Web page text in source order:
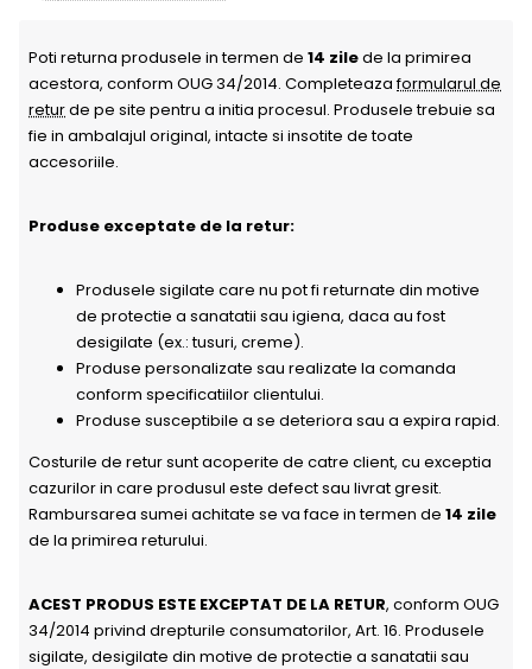
Poti returna produsele in termen de 14 zilede la primirea
acestora, conform OUG 34/2014. Completeazaformularul de
returde pe site pentru a initia procesul. Produsele trebuie sa
fie in ambalajul original, intacte si insotite de toate
accesoriile.
Produse exceptate de la retur:
Produsele sigilate care nu pot fi returnate din motive
de protectie a sanatatii sau igiena, daca au fost
desigilate (ex.: tusuri, creme).
Produse personalizate sau realizate la comanda
conform specificatiilor clientului.
Produse susceptibile a se deteriora sau a expira rapid.
Costurile de retur sunt acoperite de catre client, cu exceptia
cazurilor in care produsul este defect sau livrat gresit.
Rambursarea sumei achitate se va face in termen de 14 zile
de la primirea returului.
ACEST PRODUS ESTE EXCEPTAT DE LA RETUR, conform OUG
34/2014 privind drepturile consumatorilor, Art. 16. Produsele
sigilate, desigilate din motive de protectie a sanatatii sau